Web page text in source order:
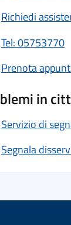
Richiedi
Tel: 05753770
Prenota
in
Servizio di
Segnala